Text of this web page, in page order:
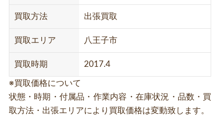
買取方法 出張買取
買取エリア 八王子市
買取時期 2017.4
※買取価格について
状態・時期・付属品・作業内容・在庫状況・品数・買
取方法・出張エリアにより買取価格は変動致します。